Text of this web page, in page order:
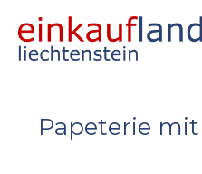
Papeterie